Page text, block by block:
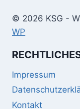
© 2026 KSG -
WP
Impressum
Kontakt